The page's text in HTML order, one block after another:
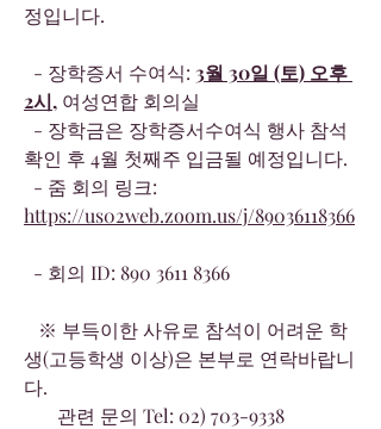
정입니다.
  - 장학증서 수여식:
3월 30일 (토) 오후
2시, 여성연합 회의실
확인 후 4월 첫째주 입금될 예정입니다.
https://us02web.zoom.us/j/89036118366
  - 회의 ID: 890 3611 8366
생(고등학생 이상)은 본부로 연락바랍니
다.
관련 문의 Tel: 02) 703-9338